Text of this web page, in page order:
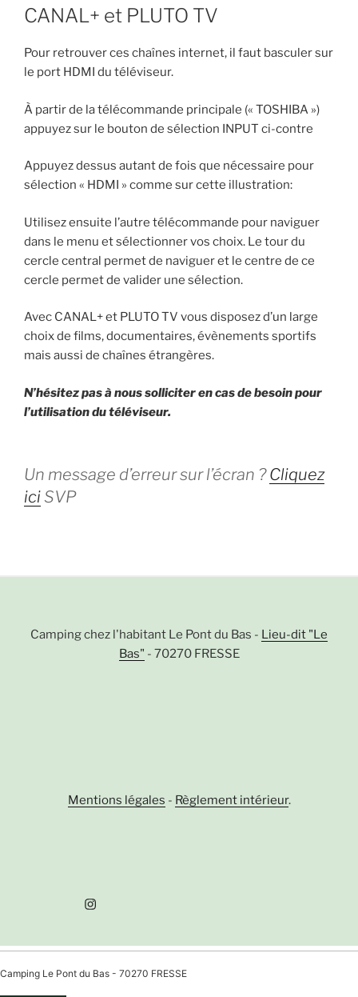
CANAL+ et PLUTO TV
Pour retrouver ces chaînes internet, il faut basculer sur
le port HDMI du téléviseur.
À partir de la télécommande principale (« TOSHIBA »)
appuyez sur le bouton de sélection INPUT ci-contre
Appuyez dessus autant de fois que nécessaire pour
sélection « HDMI » comme sur cette illustration:
Utilisez ensuite l’autre télécommande pour naviguer
dans le menu et sélectionner vos choix. Le tour du
cercle central permet de naviguer et le centre de ce
cercle permet de valider une sélection.
Avec CANAL+ et PLUTO TV vous disposez d’un large
choix de films, documentaires, évènements sportifs
mais aussi de chaînes étrangères.
N’hésitez pas à nous solliciter en cas de besoin pour
l’utilisation du téléviseur.
Un message d’erreur sur l’écran ?Cliquez
iciSVP
Camping chez l'habitant Le Pont du Bas - Lieu-dit "Le
Bas" - 70270 FRESSE
Mentions légales - Règlement intérieur.
Camping Le Pont du Bas - 70270 FRESSE